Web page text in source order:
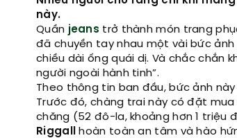
này.
Quần jeans trở thành món trang
đã chuyền tay nhau một vài bức
chiều dài ống quái dị. Và chắc chắn
người ngoài hành tinh”.
Theo thông tin ban đầu, bức ảnh
Trước đó, chàng trai này có đặt mua
chăng (52 đô-la, khoảng hơn 1 triệu
Riggall
hoàn toàn an tâm và hào